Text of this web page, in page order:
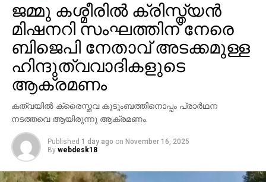
ജമ്മു കശ്മീരില്‍ ക്രിസ്ത്യന്‍
മിഷനറി സംഘത്തിന് നേരെ
ബിജെപി നേതാവ് അടക്കമുള്ള
ഹിന്ദുത്വവാദികളുടെ
ആക്രമണം
കത്വയില്‍ ക്രൈസ്തവ കുടുംബത്തിനൊപ്പം പ്രാര്‍ഥന
നടത്തവെ ആയിരുന്നു ആക്രമണം.
Published 1 day ago on November 16, 2025
By webdesk18